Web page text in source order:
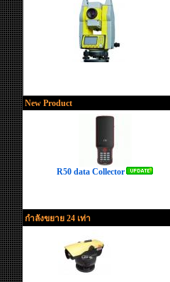
New Product
R50 data Collector
กำลังขยาย 24 เท่า